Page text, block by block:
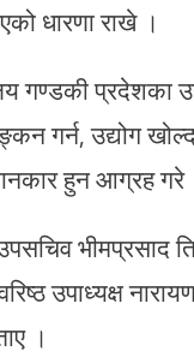
धारणा राखे ।
गण्डकी प्रदेशका
गर्न, उद्योग
हुन आग्रह गरे
भीमप्रसाद
उपाध्यक्ष
।